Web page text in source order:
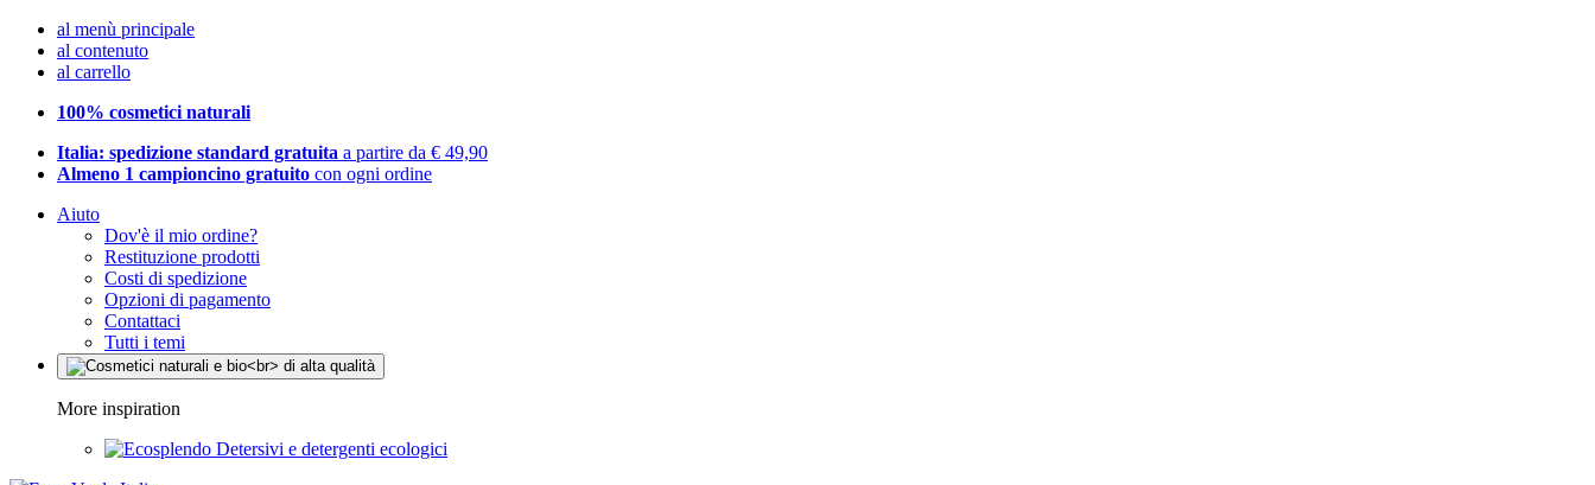
al menù principale
al contenuto
al carrello
100% cosmetici naturali
Italia: spedizione standard gratuita a partire da € 49,90
Almeno 1 campioncino gratuito con ogni ordine
Aiuto
Dov'è il mio ordine?
Restituzione prodotti
Costi di spedizione
Opzioni di pagamento
Contattaci
Tutti i temi
More inspiration
Detersivi e detergenti ecologici